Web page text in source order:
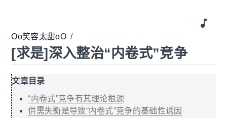
music_note
Oo笑容太甜oO /
[求是]深入整治“内卷式”竞争
文章目录
“内卷式”竞争有其理论根源
供需失衡是导致“内卷式”竞争的基础性诱因